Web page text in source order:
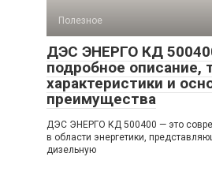
Полезное
ДЭС ЭНЕРГО КД
подробное описание,
характеристики и
преимущества
ДЭС ЭНЕРГО КД 500400 — это
в области энергетики,
дизельную